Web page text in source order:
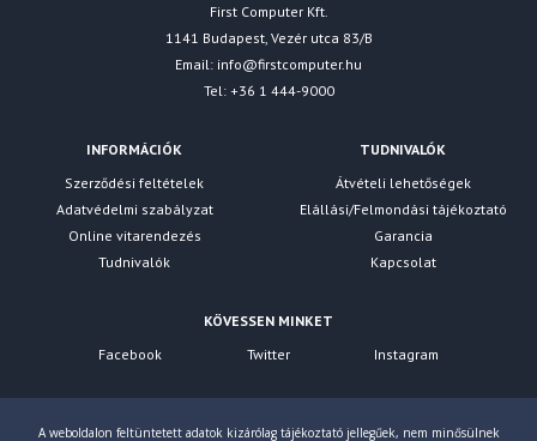
First Computer Kft.
1141 Budapest, Vezér utca 83/B
Email: info@firstcomputer.hu
Tel: +36 1 444-9000
INFORMÁCIÓK
Szerződési feltételek
Adatvédelmi szabályzat
Online vitarendezés
Tudnivalók
TUDNIVALÓK
Átvételi lehetőségek
Elállási/Felmondási tájékoztató
Garancia
Kapcsolat
KÖVESSEN MINKET
Facebook
Twitter Instagram
A weboldalon feltüntetett adatok kizárólag tájékoztató jellegűek, nem minősülnek